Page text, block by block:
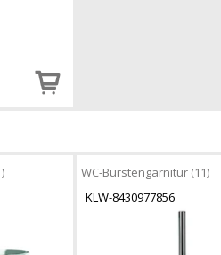
WC-Bürstengarnitur (11)
KLW-8430977856